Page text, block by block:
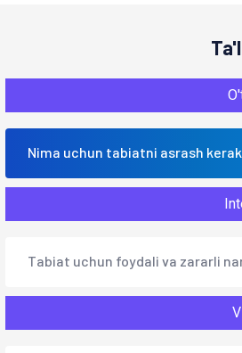
Nima uchun tabiatni asrash
Tabiat uchun foydali va zararli